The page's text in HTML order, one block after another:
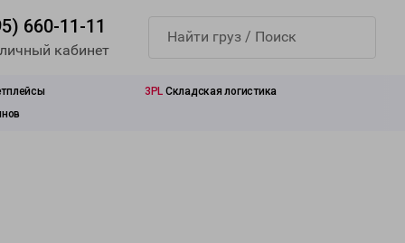
660-11-11
кабинет
3PL Складская логистика